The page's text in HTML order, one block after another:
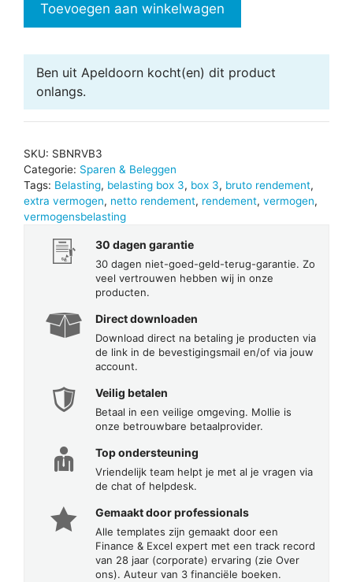
vermogen
3
aantal
Toevoegen aan winkelwagen
Ben uit Apeldoorn kocht(en) dit product
onlangs.
SKU: SBNRVB3
Categorie: Sparen & Beleggen
Tags: Belasting, belasting box 3, box 3, bruto rendement,
extra vermogen, netto rendement, rendement, vermogen,
vermogensbelasting
30 dagen garantie
30 dagen niet-goed-geld-terug-garantie. Zo
veel vertrouwen hebben wij in onze
producten.
Direct downloaden
Download direct na betaling je producten via
de link in de bevestigingsmail en/of via jouw
account.
Veilig betalen
Betaal in een veilige omgeving. Mollie is
onze betrouwbare betaalprovider.
Top ondersteuning
Vriendelijk team helpt je met al je vragen via
de chat of helpdesk.
Gemaakt door professionals
Alle templates zijn gemaakt door een
Finance & Excel expert met een track record
van 28 jaar (corporate) ervaring (zie Over
ons). Auteur van 3 financiële boeken.